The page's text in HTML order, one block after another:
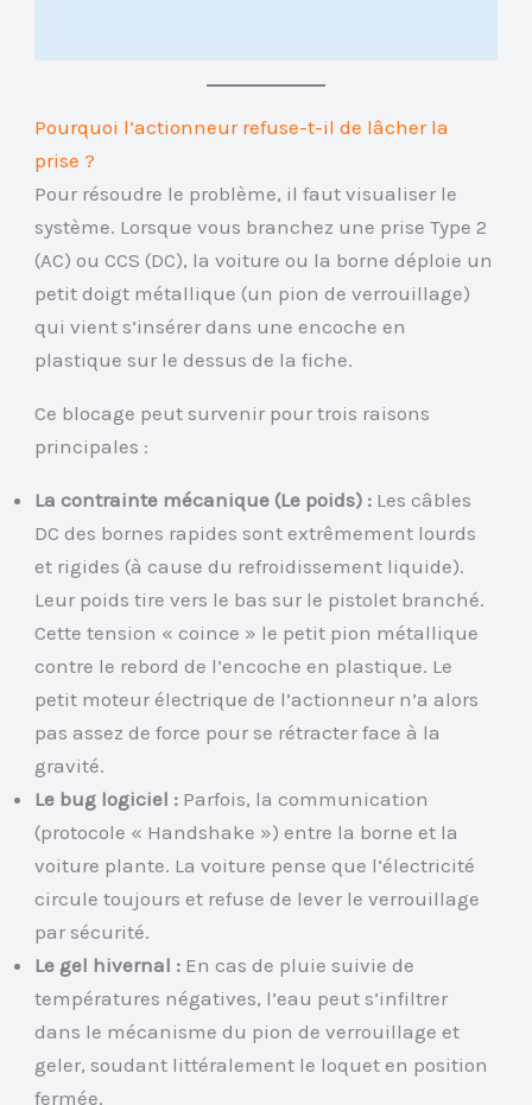
Pourquoi l’actionneur refuse-t-il de lâcher la
prise ?
Pour résoudre le problème, il faut visualiser le
système. Lorsque vous branchez une prise Type 2
(AC) ou CCS (DC), la voiture ou la borne déploie un
petit doigt métallique (un pion de verrouillage)
qui vient s’insérer dans une encoche en
plastique sur le dessus de la fiche.
Ce blocage peut survenir pour trois raisons
principales :
La contrainte mécanique (Le poids) : Les câbles
DC des bornes rapides sont extrêmement lourds
et rigides (à cause du refroidissement liquide).
Leur poids tire vers le bas sur le pistolet branché.
Cette tension « coince » le petit pion métallique
contre le rebord de l’encoche en plastique. Le
petit moteur électrique de l’actionneur n’a alors
pas assez de force pour se rétracter face à la
gravité.
Le bug logiciel : Parfois, la communication
(protocole « Handshake ») entre la borne et la
voiture plante. La voiture pense que l’électricité
circule toujours et refuse de lever le verrouillage
par sécurité.
Le gel hivernal : En cas de pluie suivie de
températures négatives, l’eau peut s’infiltrer
dans le mécanisme du pion de verrouillage et
geler, soudant littéralement le loquet en position
fermée.